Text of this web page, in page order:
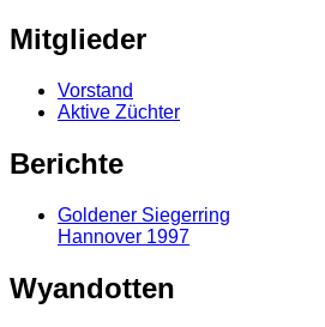
Mitglieder
Vorstand
Aktive Züchter
Berichte
Goldener Siegerring
Hannover 1997
Wyandotten